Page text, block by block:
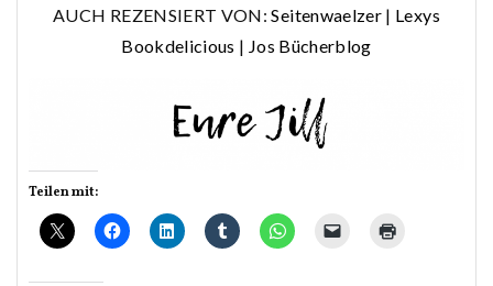
AUCH REZENSIERT VON:Seitenwaelzer | Lexys
Bookdelicious | Jos Bücherblog
Teilen mit: